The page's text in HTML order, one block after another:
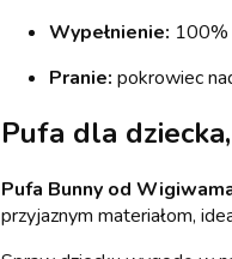
Wypełnienie: 100%
Pranie: pokrowiec
Pufa dla
Pufa Bunny od
przyjaznym materiałom,